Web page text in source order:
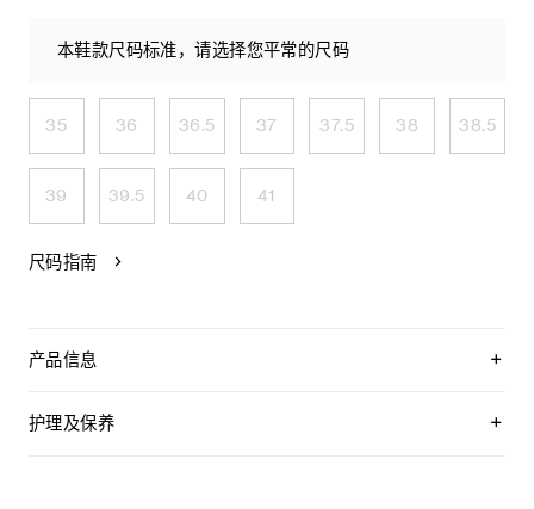
本鞋款尺码标准，请选择您平常的尺码
35 36 36.5 37 37.5 38 38.5
39 39.5 40 41
尺码指南
产品信息
100%羊皮革衬里
护理及保养